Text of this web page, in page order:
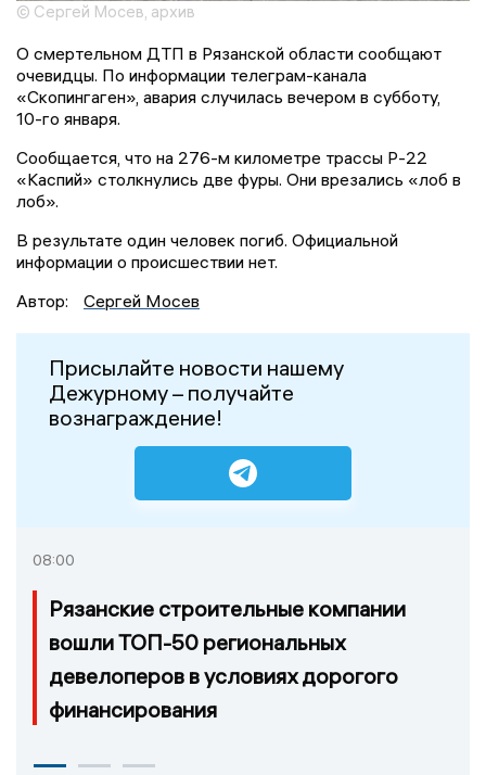
© Сергей Мосев, архив
О смертельном ДТП в Рязанской области сообщают
очевидцы. По информации телеграм-канала
«Скопингаген», авария случилась вечером в субботу,
10-го января.
Сообщается, что на 276-м километре трассы Р-22
«Каспий» столкнулись две фуры. Они врезались «лоб в
лоб».
В результате один человек погиб. Официальной
информации о происшествии нет.
Автор:
Сергей Мосев
Присылайте новости нашему
Дежурному – получайте
вознаграждение!
08:00
Рязанские строительные компании
вошли ТОП-50 региональных
девелоперов в условиях дорогого
финансирования